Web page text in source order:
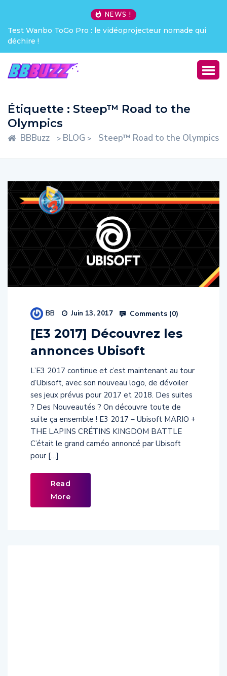
NEWS !
Test Wanbo ToGo Pro : le vidéoprojecteur nomade qui
déchire !
Étiquette : Steep™ Road to the
Olympics
BBBuzz > BLOG > Steep™ Road to the Olympics
BB Juin 13, 2017 Comments (0)
[E3 2017] Découvrez les
annonces Ubisoft
L’E3 2017 continue et c’est maintenant au tour
d’Ubisoft, avec son nouveau logo, de dévoiler
ses jeux prévus pour 2017 et 2018. Des suites
? Des Nouveautés ? On découvre toute de
suite ça ensemble ! E3 2017 – Ubisoft MARIO +
THE LAPINS CRÉTINS KINGDOM BATTLE
C’était le grand caméo annoncé par Ubisoft
pour […]
Read
More